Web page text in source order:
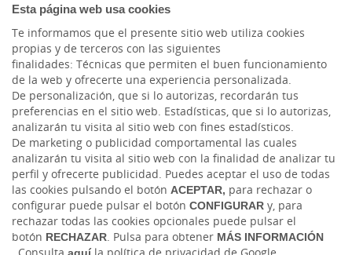
Esta página web usa cookies
Te informamos que el presente sitio web utiliza cookies
propias y de terceros con las siguientes
finalidades: Técnicas que permiten el buen funcionamiento
de la web y ofrecerte una experiencia personalizada.
De personalización, que si lo autorizas, recordarán tus
preferencias en el sitio web. Estadísticas, que si lo autorizas,
analizarán tu visita al sitio web con fines estadísticos.
De marketing o publicidad comportamental las cuales
analizarán tu visita al sitio web con la finalidad de analizar tu
perfil y ofrecerte publicidad. Puedes aceptar el uso de todas
las cookies pulsando el botón ACEPTAR, para rechazar o
configurar puede pulsar el botón CONFIGURAR y, para
rechazar todas las cookies opcionales puede pulsar el
botón RECHAZAR. Pulsa para obtener MÁS INFORMACIÓN
Blog Joven In
Facebook
Twitter
Tablón de anuncios Tipos de cambio Aviso legal
Política de cookies
Protección de datos
Ciberseguridad